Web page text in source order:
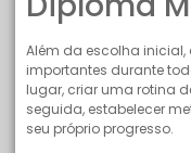
Além da escolha
importantes durante
lugar, criar uma rotina
seguida, estabelecer
seu próprio progresso.